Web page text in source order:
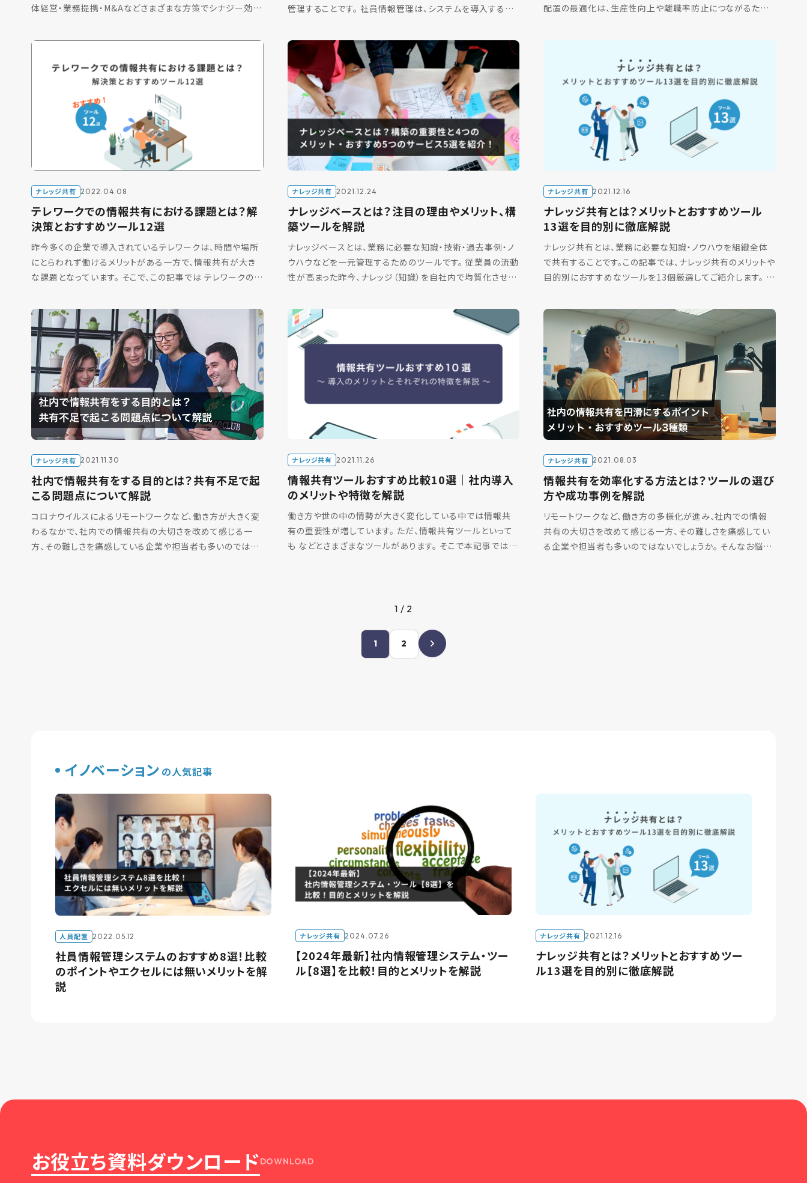
体経営・業務提携・M&Aなどさまざまな方策でシナジー効果
管理することです。 社員情報管理は、システムを導入するこ
[…]
配置の最適化は、生産性向上や離職率防止につながるため、
ナレッジ共有 2022.04.08
テレワークでの情報共有における課題とは？解
決策とおすすめツール12選
昨今多くの企業で導入されているテレワークは、時間や場所
にとらわれず働けるメリットがある一方で、情報共有が大き
な課題となっています。 そこで、この記事では テレワークの情
[…]
ナレッジ共有 2021.12.24
ナレッジベースとは？注目の理由やメリット、構
築ツールを解説
ナレッジベースとは、業務に必要な知識・技術・過去事例・ノ
ウハウなどを一元管理するためのツールです。 従業員の流動
性が高まった昨今、ナレッジ（知識）を自社内で均質化させて
[…]
ナレッジ共有 2021.12.16
ナレッジ共有とは？メリットとおすすめツール
13選を目的別に徹底解説
ナレッジ共有とは、業務に必要な知識・ノウハウを組織全体
で共有することです。この記事では、ナレッジ共有のメリットや
目的別におすすめなツールを13個厳選してご紹介します。 ナ
ナレッジ共有 2021.11.30
社内で情報共有をする目的とは？共有不足で起
こる問題点について解説
コロナウイルスによるリモートワークなど、働き方が大きく変
わるなかで、社内での情報共有の大切さを改めて感じる一
方、その難しさを痛感している企業や担当者も多いのではな
ナレッジ共有 2021.11.26
情報共有ツールおすすめ比較10選｜社内導入
のメリットや特徴を解説
働き方や世の中の情勢が大きく変化している中では情報共
有の重要性が増しています。 ただ、情報共有ツールといって
も などとさまざまなツールがあります。 そこで本記事では、
ナレッジ共有 2021.08.03
情報共有を効率化する方法とは？ツールの選び
方や成功事例を解説
リモートワークなど、働き方の多様化が進み、社内での情報
共有の大切さを改めて感じる一方、その難しさを痛感してい
る企業や担当者も多いのではないでしょうか。 そんなお悩み
1 / 2
1 2
イノベーション の人気記事
人員配置 2022.05.12
社員情報管理システムのおすすめ8選！比較
のポイントやエクセルには無いメリットを解
説
ナレッジ共有 2024.07.26
【2024年最新】社内情報管理システム・ツー
ル【8選】を比較！目的とメリットを解説
ナレッジ共有 2021.12.16
ナレッジ共有とは？メリットとおすすめツー
ル13選を目的別に徹底解説
お役立ち資料ダウンロードDOWNLOAD